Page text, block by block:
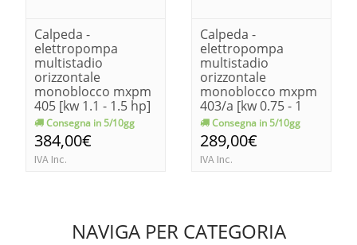
Calpeda -
elettropompa
multistadio
orizzontale
monoblocco mxpm
405 [kw 1.1 - 1.5 hp]
Consegna in 5/10gg
384,00€
IVA Inc.
Calpeda -
elettropompa
multistadio
orizzontale
monoblocco mxpm
403/a [kw 0.75 - 1
hp]Consegna in 5/10gg
289,00€
IVA Inc.
NAVIGA PER CATEGORIA